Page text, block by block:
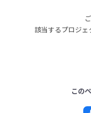
該当するプロジェ
この